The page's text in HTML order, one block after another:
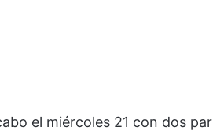
el miércoles 21 con dos